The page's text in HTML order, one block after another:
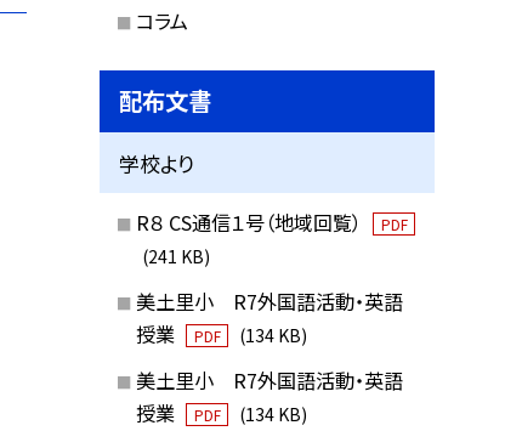
コラム
配布文書
学校より
R８ CS通信１号（地域回覧） PDF
(241 KB)
美土里小 R7外国語活動・英語
授業
PDF (134 KB)
美土里小 R7外国語活動・英語
授業
PDF (134 KB)